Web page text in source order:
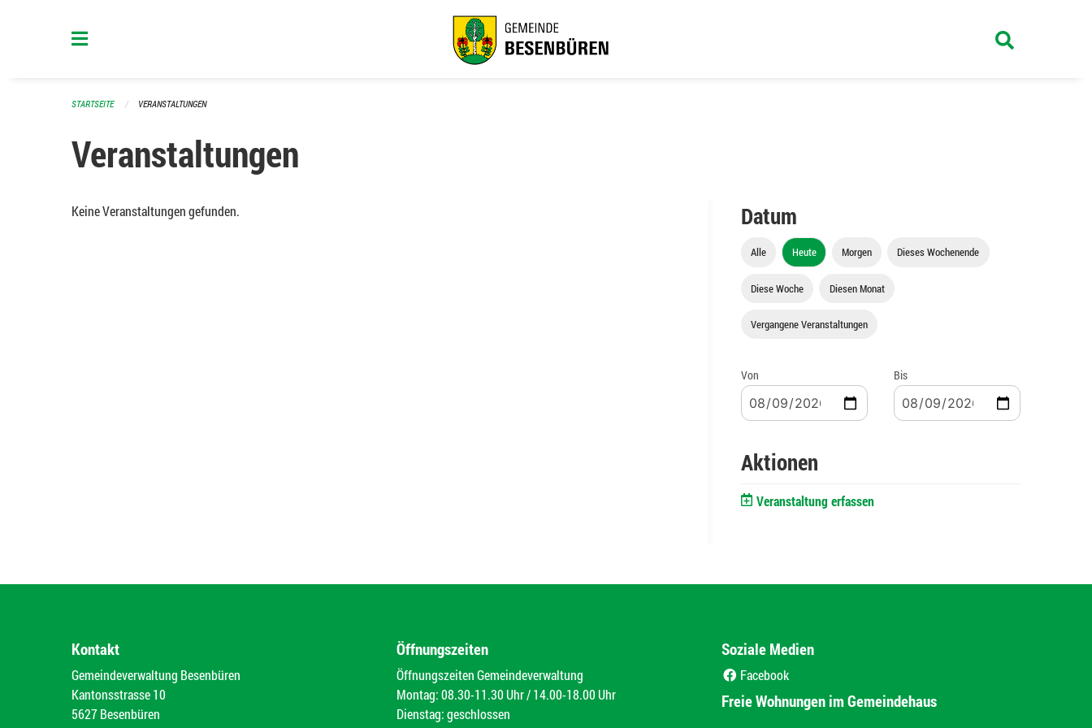
STARTSEITE VERANSTALTUNGEN
Veranstaltungen
Keine Veranstaltungen gefunden. Datum
Alle Heute Morgen Dieses Wochenende
Diese Woche Diesen Monat
Vergangene Veranstaltungen
Von Bis
Aktionen
Veranstaltung erfassen
Kontakt
Gemeindeverwaltung Besenbüren
Kantonsstrasse 10
5627 Besenbüren
Öffnungszeiten
Öffnungszeiten Gemeindeverwaltung
Montag: 08.30-11.30 Uhr / 14.00-18.00 Uhr
Dienstag: geschlossen
Soziale Medien
Facebook
Freie Wohnungen im Gemeindehaus